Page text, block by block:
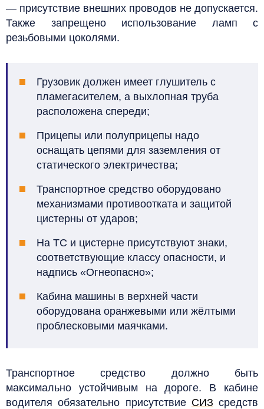
— присутствие внешних проводов не допускается.
Также запрещено использование ламп с
резьбовыми цоколями.
Грузовик должен имеет глушитель с
пламегасителем, а выхлопная труба
расположена спереди;
Прицепы или полуприцепы надо
оснащать цепями для заземления от
статического электричества;
Транспортное средство оборудовано
механизмами противоотката и защитой
цистерны от ударов;
На ТС и цистерне присутствуют знаки,
соответствующие классу опасности, и
надпись «Огнеопасно»;
Кабина машины в верхней части
оборудована оранжевыми или жёлтыми
проблесковыми маячками.
Транспортное средство должно быть
максимально устойчивым на дороге. В кабине
водителя обязательно присутствие СИЗ средств